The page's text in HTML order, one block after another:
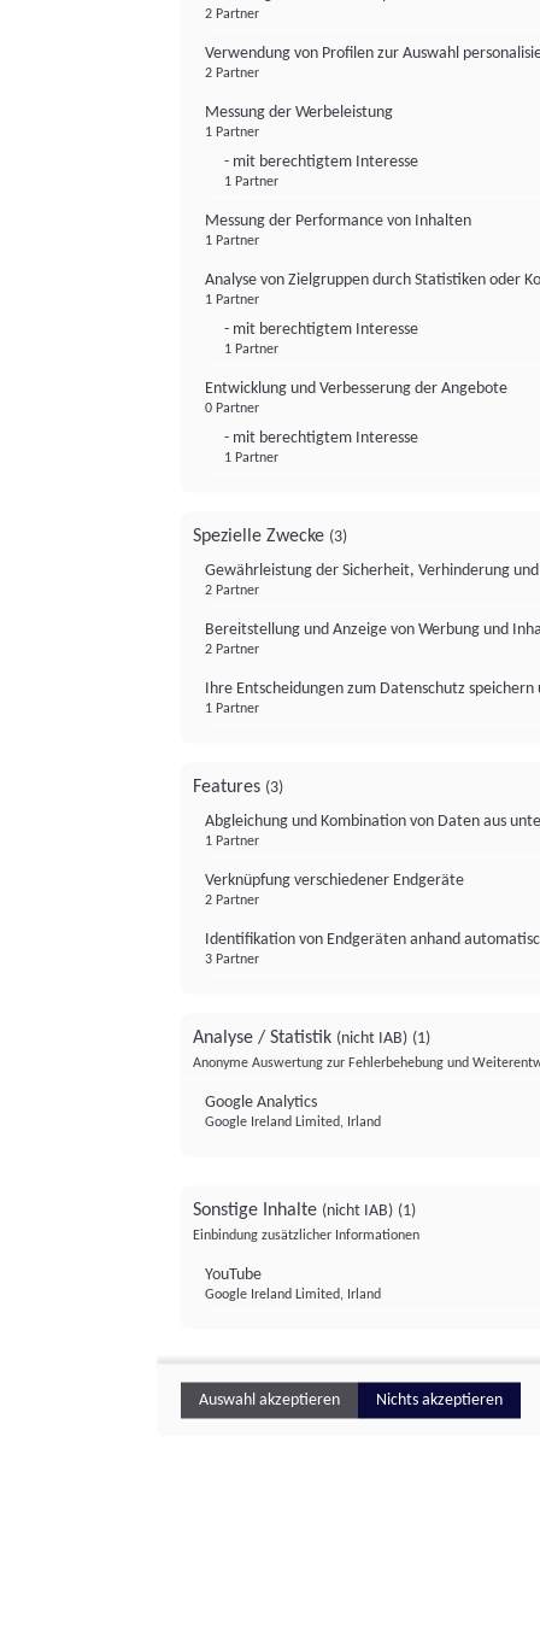
2 Partner
Verwendung von Profilen zur Auswahl
2 Partner
Messung der Werbeleistung
1 Partner
- mit berechtigtem Interesse
1 Partner
Messung der Performance von Inhalten
1 Partner
Analyse von Zielgruppen durch Statistiken oder
1 Partner
- mit berechtigtem Interesse
1 Partner
Entwicklung und Verbesserung der Angebote
0 Partner
- mit berechtigtem Interesse
1 Partner
Spezielle Zwecke (3)
Gewährleistung der Sicherheit, Verhinderung
2 Partner
Bereitstellung und Anzeige von Werbung und
2 Partner
Ihre Entscheidungen zum Datenschutz
1 Partner
Features (3)
Abgleichung und Kombination von Daten aus
1 Partner
Verknüpfung verschiedener Endgeräte
2 Partner
Identifikation von Endgeräten anhand
3 Partner
Analyse / Statistik (nicht IAB) (1)
Anonyme Auswertung zur Fehlerbehebung und
Google Analytics
Google Ireland Limited, Irland
Sonstige Inhalte (nicht IAB) (1)
Einbindung zusätzlicher Informationen
YouTube
Google Ireland Limited, Irland
Auswahl akzeptieren Nichts akzeptieren